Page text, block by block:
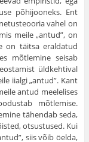
põhijooneks. Ent
vahel on
meile „antud”, on
on täitsa eraldatud
mõtlemine seisab
üldkehtival
iialgi „antud”. Kant
antud meelelises
mõtlemise.
tähendab seda,
otsustused. Kui
siis võib öelda,